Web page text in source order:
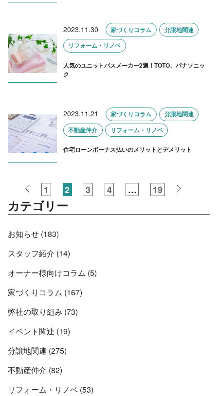
2023.11.30 家づくりコラム
分譲地関連
リフォーム・リノベ
人気のユニットバスメーカー2選！TOTO、パナソニッ
ク
2023.11.21 家づくりコラム
分譲地関連
不動産仲介
リフォーム・リノベ
住宅ローンボーナス払いのメリットとデメリット
1 2 3 4 … 19
カテゴリー
お知らせ (183)
スタッフ紹介 (14)
オーナー様向けコラム (5)
家づくりコラム (167)
弊社の取り組み (73)
イベント関連 (19)
分譲地関連 (275)
不動産仲介 (82)
リフォーム・リノベ (53)